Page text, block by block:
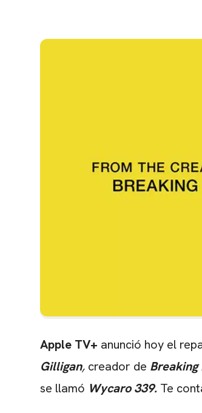
Apple TV+ anunció hoy el
Gilligan, creador de Breaking
se llamó Wycaro 339. Te